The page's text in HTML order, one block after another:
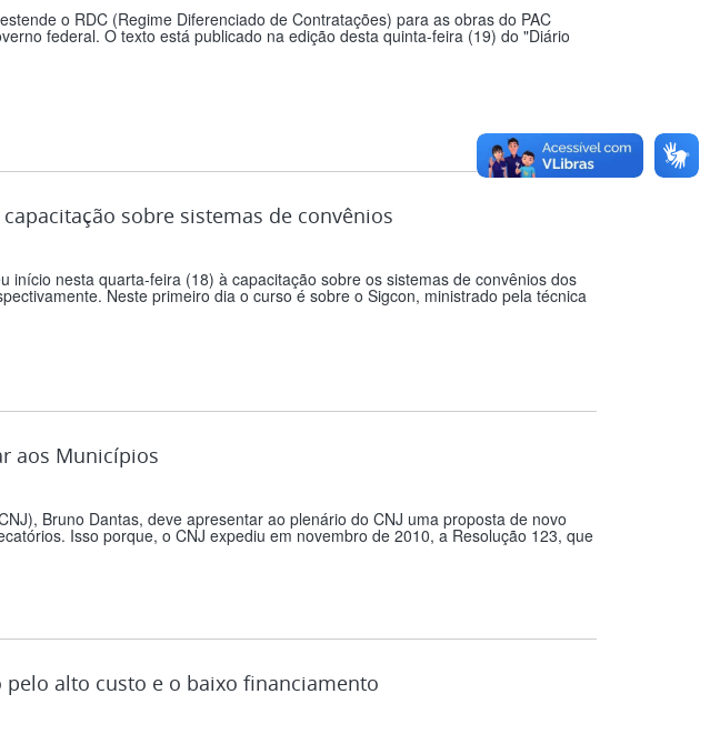
o RDC (Regime Diferenciado de Contratações) para as obras do PAC
federal. O texto está publicado na edição desta quinta-feira (19) do "Diário
sobre sistemas de convênios
início nesta quarta-feira (18) à capacitação sobre os sistemas de convênios dos
Neste primeiro dia o curso é sobre o Sigcon, ministrado pela técnica
aos Municípios
Bruno Dantas, deve apresentar ao plenário do CNJ uma proposta de novo
Isso porque, o CNJ expediu em novembro de 2010, a Resolução 123, que
alto custo e o baixo financiamento